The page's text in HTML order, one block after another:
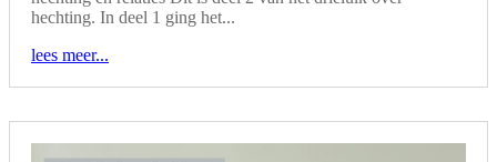
hechting. In deel 1 ging het...
lees meer...